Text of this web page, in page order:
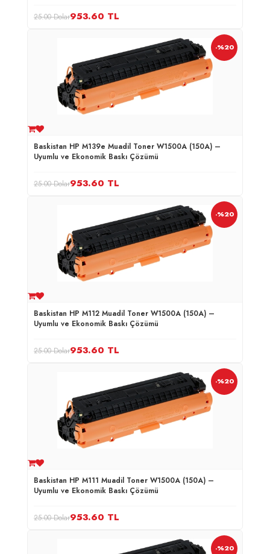
25.00 Dolar953.60 TL
-%20
Baskistan HP M139e Muadil Toner W1500A (150A) –
Uyumlu ve Ekonomik Baskı Çözümü
25.00 Dolar953.60 TL
-%20
Baskistan HP M112 Muadil Toner W1500A (150A) –
Uyumlu ve Ekonomik Baskı Çözümü
25.00 Dolar953.60 TL
-%20
Baskistan HP M111 Muadil Toner W1500A (150A) –
Uyumlu ve Ekonomik Baskı Çözümü
25.00 Dolar953.60 TL
-%20